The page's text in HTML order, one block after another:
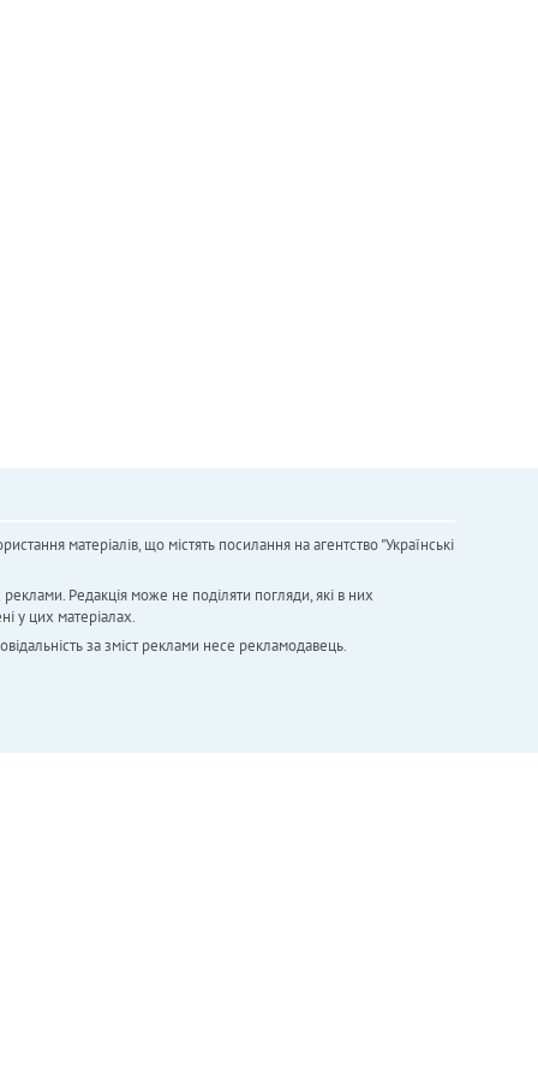
матеріалів, що містять посилання на агентство "Українськi
Редакція може не поділяти погляди, які в них
у цих матеріалах.
за зміст реклами несе рекламодавець.